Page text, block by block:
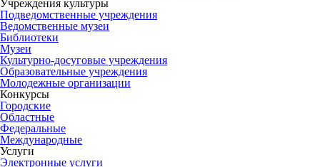
Учреждения культуры
Подведомственные учреждения
Ведомственные музеи
Библиотеки
Музеи
Культурно-досуговые учреждения
Образовательные учреждения
Молодежные организации
Конкурсы
Городские
Областные
Федеральные
Международные
Услуги
Электронные услуги